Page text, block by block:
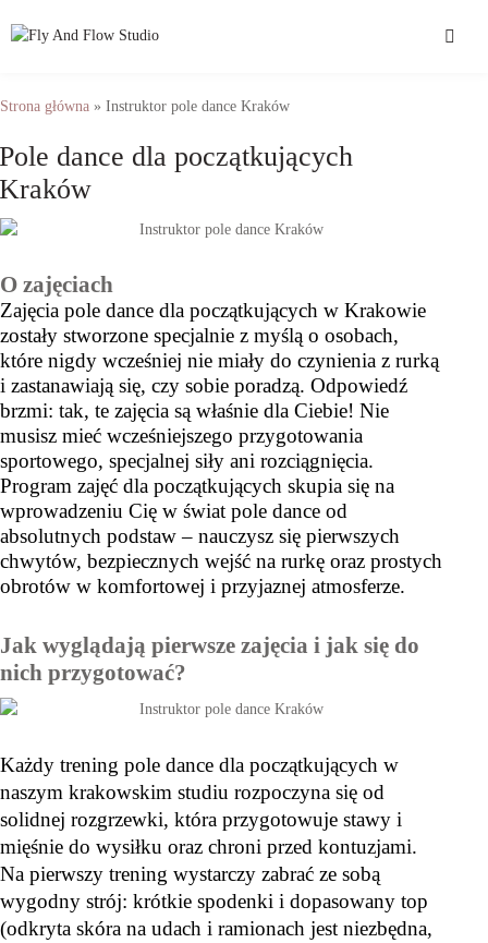
Strona główna » Instruktor pole dance Kraków
Pole dance dla początkujących
Kraków
O zajęciach
Zajęcia pole dance dla początkujących w Krakowie
zostały stworzone specjalnie z myślą o osobach,
które nigdy wcześniej nie miały do czynienia z rurką
i zastanawiają się, czy sobie poradzą. Odpowiedź
brzmi: tak, te zajęcia są właśnie dla Ciebie! Nie
musisz mieć wcześniejszego przygotowania
sportowego, specjalnej siły ani rozciągnięcia.
Program zajęć dla początkujących skupia się na
wprowadzeniu Cię w świat pole dance od
absolutnych podstaw – nauczysz się pierwszych
chwytów, bezpiecznych wejść na rurkę oraz prostych
obrotów w komfortowej i przyjaznej atmosferze.
Każdy trening pole dance dla początkujących w
naszym krakowskim studiu rozpoczyna się od
solidnej rozgrzewki, która przygotowuje stawy i
mięśnie do wysiłku oraz chroni przed kontuzjami.
Na pierwszy trening wystarczy zabrać ze sobą
wygodny strój: krótkie spodenki i dopasowany top
(odkryta skóra na udach i ramionach jest niezbędna,
Jak wyglądają pierwsze zajęcia i jak się do
nich przygotować?